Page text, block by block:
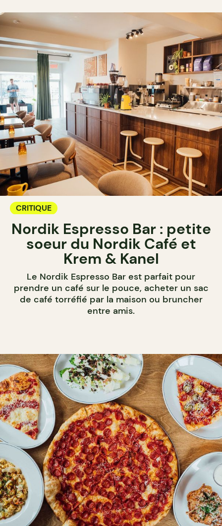
CRITIQUE
Nordik Espresso Bar : petite
soeur du Nordik Café et
Krem & Kanel
Le Nordik Espresso Bar est parfait pour
prendre un café sur le pouce, acheter un sac
de café torréfié par la maison ou bruncher
entre amis.